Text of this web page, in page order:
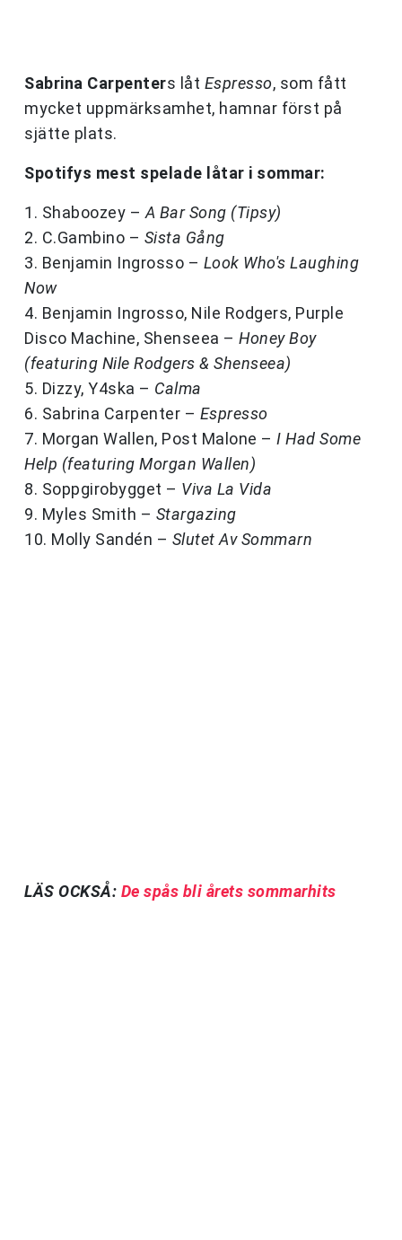
Sabrina Carpenters låt Espresso, som fått
mycket uppmärksamhet, hamnar först på
sjätte plats.
Spotifys mest spelade låtar i sommar:
1. Shaboozey – A Bar Song (Tipsy)
2. C.Gambino – Sista Gång
3. Benjamin Ingrosso – Look Who's Laughing
Now
4. Benjamin Ingrosso, Nile Rodgers, Purple
Disco Machine, Shenseea – Honey Boy
(featuring Nile Rodgers & Shenseea)
5. Dizzy, Y4ska – Calma
6. Sabrina Carpenter – Espresso
7. Morgan Wallen, Post Malone – I Had Some
Help (featuring Morgan Wallen)
8. Soppgirobygget – Viva La Vida
9. Myles Smith – Stargazing
10. Molly Sandén – Slutet Av Sommarn
LÄS OCKSÅ: De spås bli årets sommarhits